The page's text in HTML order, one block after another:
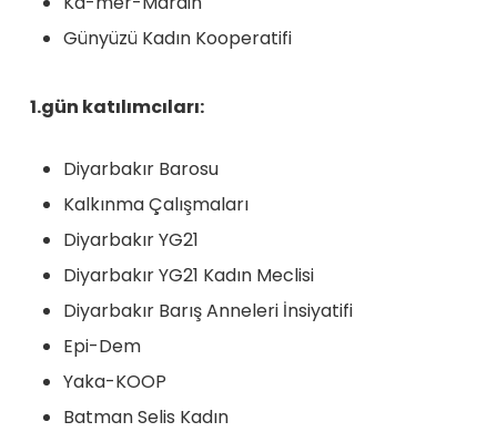
Günyüzü Kadın Kooperatifi
1.gün katılımcıları:
Diyarbakır Barosu
Kalkınma Çalışmaları
Diyarbakır YG21
Diyarbakır YG21 Kadın Meclisi
Diyarbakır Barış Anneleri İnsiyatifi
Epi-Dem
Yaka-KOOP
Batman Selis Kadın